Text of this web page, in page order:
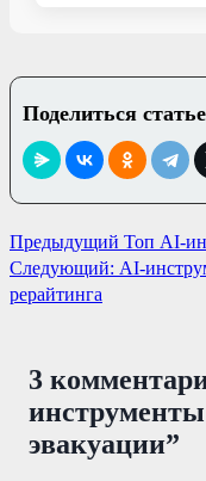
Поделиться
Навигация
по
записям
Предыдущий Топ AI-
Следующий: AI-
рерайтинга
3
эвакуации”